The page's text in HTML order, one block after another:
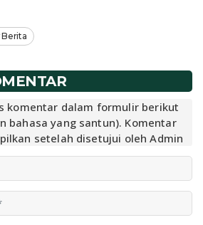
Berita
komentar dalam formulir berikut
bahasa yang santun). Komentar
setelah disetujui oleh Admin